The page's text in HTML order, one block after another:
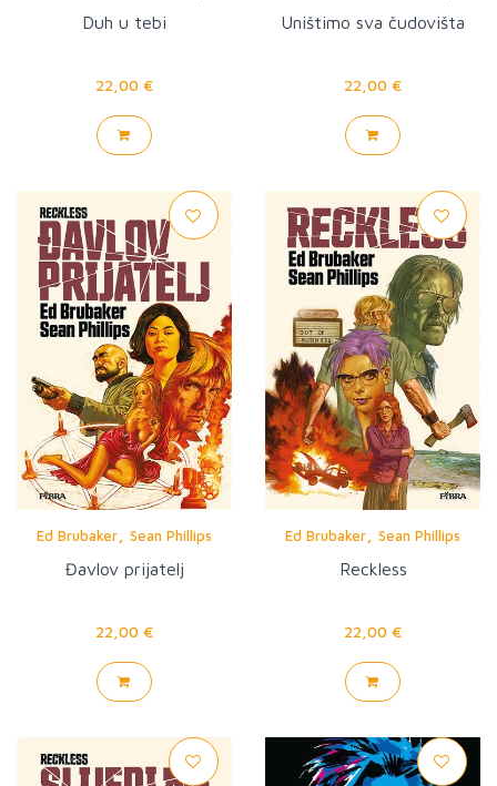
Duh u tebi
22,00 €
Uništimo sva čudovišta
22,00 €
Ed Brubaker, Sean Phillips
Đavlov prijatelj
22,00 €
Ed Brubaker, Sean Phillips
Reckless
22,00 €